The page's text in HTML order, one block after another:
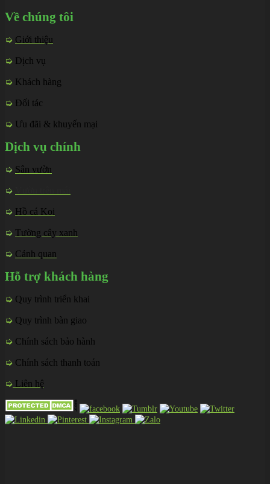
Về chúng tôi
➭ Giới thiệu
➭ Dịch vụ
➭ Khách hàng
➭ Đối tác
➭ Ưu đãi & khuyến mại
Dịch vụ chính
➭ Sân vườn
➭
➭ Hồ cá Koi
➭ Tường cây xanh
➭ Cảnh quan
Hỗ trợ khách hàng
➭ Quy trình triển khai
➭ Quy trình bàn giao
➭ Chính sách bảo hành
➭ Chính sách thanh toán
➭ Liên hệ